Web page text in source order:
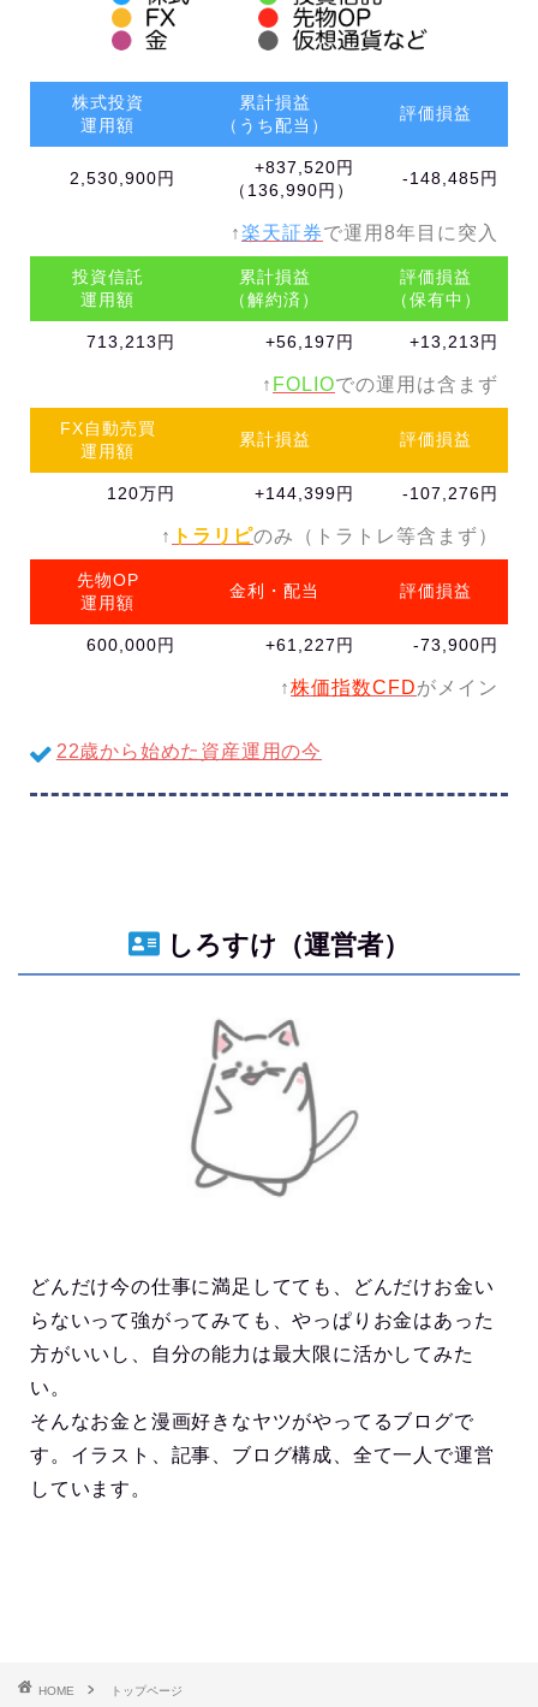
株式投資
運用額
累計損益
（うち配当）
評価損益
2,530,900円
+837,520円
（136,990円）
-148,485円
↑楽天証券で運用8年目に突入
投資信託
運用額
累計損益
（解約済）
評価損益
（保有中）
713,213円 +56,197円 +13,213円
↑ FOLIOでの運用は含まず
FX自動売買
運用額
累計損益 評価損益
120万円 +144,399円 -107,276円
↑ トラリピのみ（トラトレ等含まず）
先物OP
運用額
金利・配当 評価損益
600,000円 +61,227円 -73,900円
↑株価指数CFDがメイン
22歳から始めた資産運用の今
しろすけ（運営者）
どんだけ今の仕事に満足してても、どんだけお金い
らないって強がってみても、やっぱりお金はあった
方がいいし、自分の能力は最大限に活かしてみた
い。
そんなお金と漫画好きなヤツがやってるブログで
す。イラスト、記事、ブログ構成、全て一人で運営
しています。
HOME トップページ